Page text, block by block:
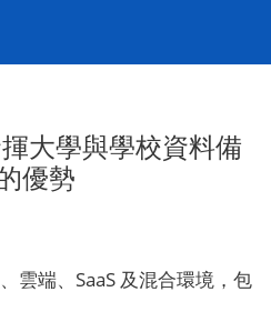
大學與學校資料備
優勢
雲端、SaaS 及混合環境，包